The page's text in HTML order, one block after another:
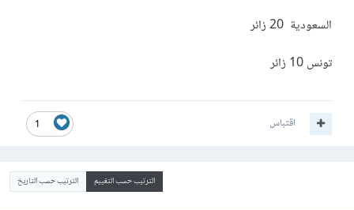
السعودية 20 زائر
تونس 10 زائر
1 اقتباس
الترتيب حسب التقييم الترتيب حسب التاريخ